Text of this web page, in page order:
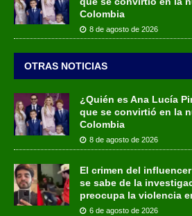
Colombia
8 de agosto de 2026
OTRAS NOTICIAS
¿Quién es Ana Lucía
que se convirtió en la
Colombia
8 de agosto de 2026
El crimen del
se sabe de la
preocupa la violencia
6 de agosto de 2026